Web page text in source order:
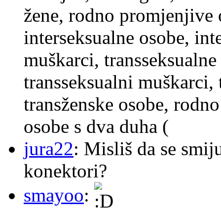
žene, rodno
interseksualne osobe,
muškarci,
transseksualni muškarci,
transženske osobe,
osobe s dva duha (
jura22: Misliš da se
konektori?
smayoo: